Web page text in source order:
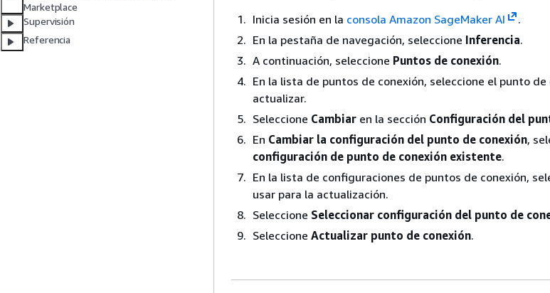
Marketplace
Supervisión
Referencia
Inicia sesión en la consola Amazon SageMaker AI
.
En la pestaña de navegación, seleccione Inferencia.
A continuación, seleccione Puntos de conexión.
En la lista de puntos de conexión, seleccione el punto
actualizar.
Seleccione Cambiar en la sección Configuración del
En Cambiar la configuración del punto de conexión,
configuración de punto de conexión existente.
En la lista de configuraciones de puntos de conexión,
usar para la actualización.
Seleccione Seleccionar configuración del punto de
Seleccione Actualizar punto de conexión.